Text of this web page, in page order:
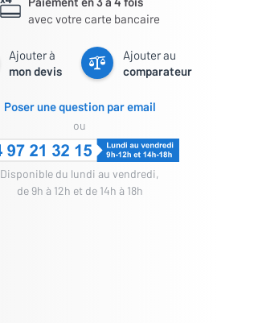
avec votre carte bancaire
Ajouter à
mon devis
Ajouter au
comparateur
Poser une question par email
ou
Disponible du lundi au vendredi,
de 9h à 12h et de 14h à 18h